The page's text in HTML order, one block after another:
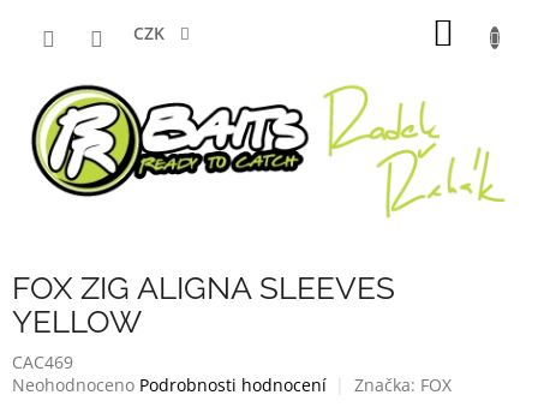
CZK
FOX ZIG ALIGNA SLEEVES
YELLOW
CAC469
Průměrné
Neohodnoceno Podrobnosti hodnocení Značka: FOX